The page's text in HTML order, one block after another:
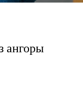
ангоры